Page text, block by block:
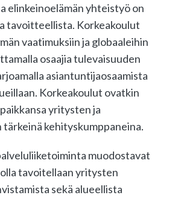
elinkeinoelämän yhteistyö on
tavoitteellista. Korkeakoulut
vaatimuksiin ja globaaleihin
osaajia tulevaisuuden
asiantuntijaosaamista
Korkeakoulut ovatkin
yritysten ja
kehityskumppaneina.
muodostavat
tavoitellaan yritysten
sekä alueellista